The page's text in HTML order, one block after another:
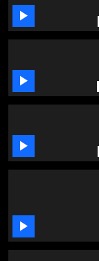
37
seconds



